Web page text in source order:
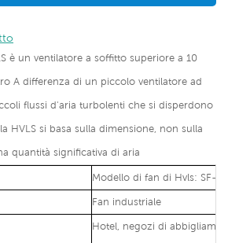
è un ventilatore a soffitto superiore a 10
A differenza di un piccolo ventilatore ad
flussi d'aria turbolenti che si disperdono
HVLS si basa sulla dimensione, non sulla
quantità significativa di aria
Modello di fan di Hvls: SF-
Fan industriale
Hotel, negozi di